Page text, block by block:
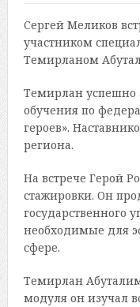
Сергей Меликов
участником
Темирланом
Темирлан успешно
обучения по
героев».
региона.
На встрече Герой
стажировки. Он
государственного
необходимые для
сфере.
Темирлан
модуля он изучал